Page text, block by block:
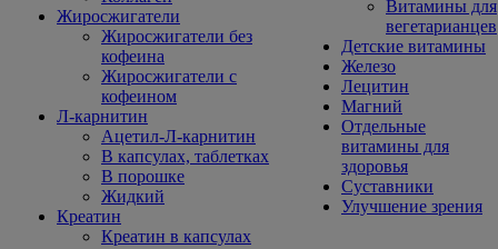
Жиросжигатели
Жиросжигатели без
кофеина
Жиросжигатели с
кофеином
Л-карнитин
Ацетил-Л-карнитин
В капсулах, таблетках
В порошке
Жидкий
Креатин
Креатин в капсулах
Витамины для
вегетарианцев
Детские витамины
Железо
Лецитин
Магний
Отдельные
витамины для
здоровья
Суставники
Улучшение зрения